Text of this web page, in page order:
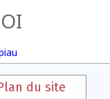
du site